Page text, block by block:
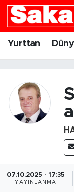
Yurttan
07.10.2025 - 17:35
YAYINLANMA
Yurttan
Eğitim
Gündem
Eskişehir
Eskişehir
Eskişehir
Süper Lig